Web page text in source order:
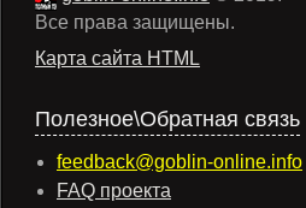
Все права защищены.
Карта сайта HTML
Полезное\Обратная связь
feedback@goblin-online.info
FAQ проекта